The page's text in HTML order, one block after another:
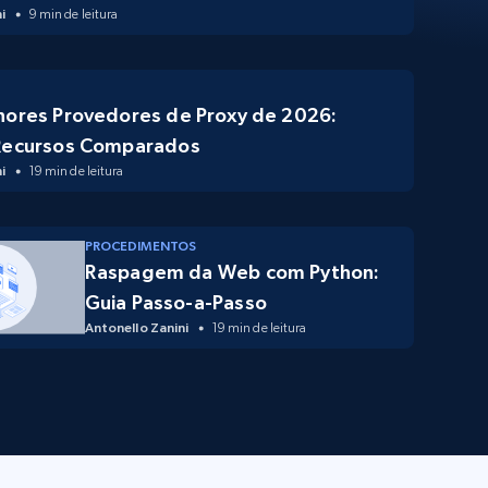
9 min de leitura
Provedores de Proxy de 2026:
Comparados
19 min de leitura
PROCEDIMENTOS
Raspagem da Web com Python:
Guia Passo-a-Passo
Antonello Zanini 19 min de leitura